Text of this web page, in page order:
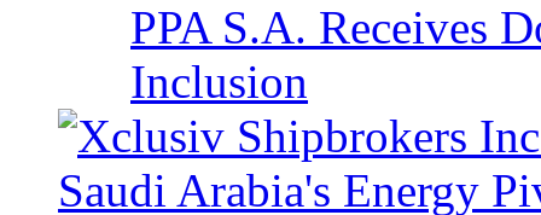
PPA S.A. Receives
Inclusion